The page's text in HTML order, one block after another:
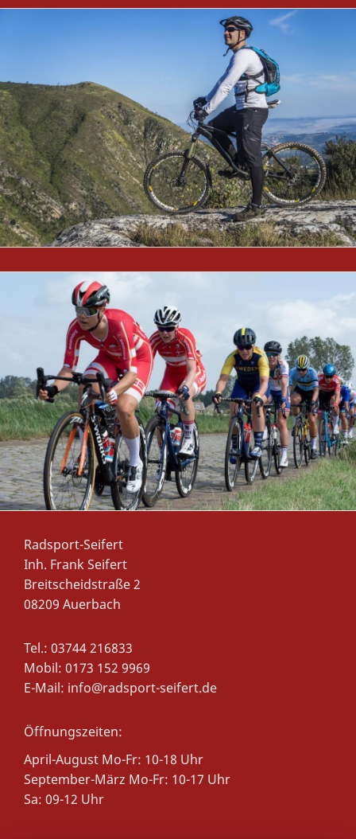
Radsport-Seifert
Inh. Frank Seifert
Breitscheidstraße 2
08209 Auerbach
Tel.: 03744 216833
Mobil: 0173 152 9969
E-Mail: info@radsport-seifert.de
Öffnungszeiten:
April-August Mo-Fr: 10-18 Uhr
September-März Mo-Fr: 10-17 Uhr
Sa: 09-12 Uhr